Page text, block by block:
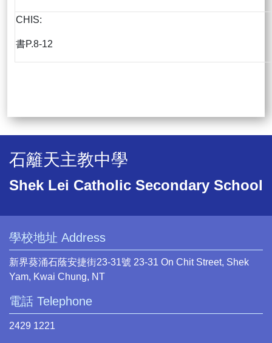
CHIS:
書P.8-12
石籬天主教中學
Shek Lei Catholic Secondary School
學校地址 Address
新界葵涌石蔭安捷街23-31號 23-31 On Chit Street, Shek
Yam, Kwai Chung, NT
電話 Telephone
2429 1221